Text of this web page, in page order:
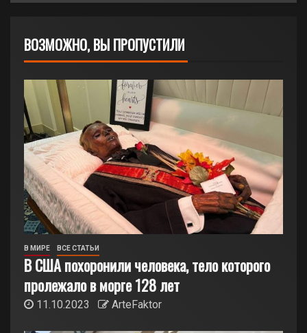
ВОЗМОЖНО, ВЫ ПРОПУСТИЛИ
В МИРЕ ВСЕ СТАТЬИ
В США похоронили человека, тело которого
пролежало в морге 128 лет
11.10.2023 ArteFaktor